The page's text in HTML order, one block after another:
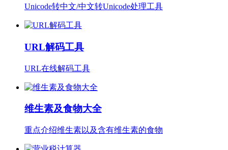
Unicode转中文/中文转Unicode处理工具
URL解码工具
URL在线解码工具
维生素及食物大全
重点介绍维生素以及含有维生素的食物